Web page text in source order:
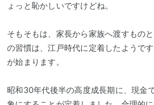
ょっと恥かしいですけどね。
そもそもは、家長から家族へ渡すもの
の習慣は、江戸時代に定着したようで
が始まります。
昭和30年代後半の高度成長期に、現金